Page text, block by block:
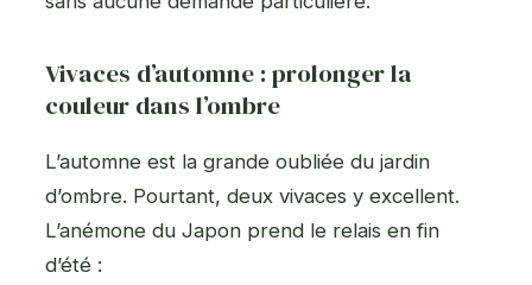
Vivaces d’automne : prolonger la
couleur dans l’ombre
L’automne est la grande oubliée du jardin
d’ombre. Pourtant, deux vivaces y excellent.
L’anémone du Japon prend le relais en fin
d’été :